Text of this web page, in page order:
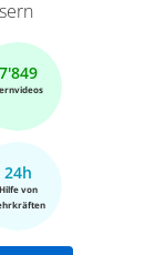
7'849
24h
Hilfe von